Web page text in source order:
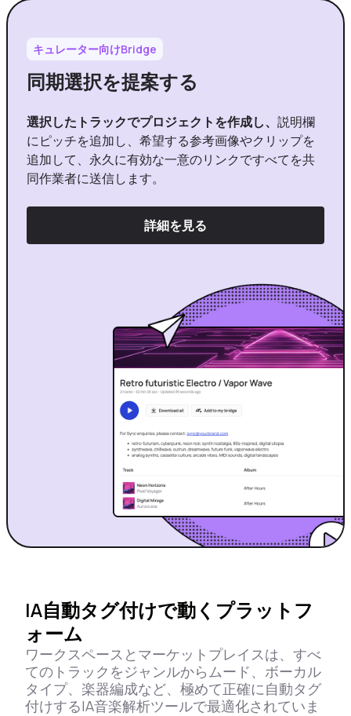
キュレーター向けBridge
同期選択を提案する
選択したトラックでプロジェクトを作成し、 説明欄
にピッチを追加し、希望する参考画像やクリップを
追加して、永久に有効な一意のリンクですべてを共
同作業者に送信します。
詳細を見る
IA自動タグ付けで動くプラットフ
ォーム
ワークスペースとマーケットプレイスは、すべ
てのトラックをジャンルからムード、ボーカル
タイプ、楽器編成など、極めて正確に自動タグ
付けするIA音楽解析ツールで最適化されていま